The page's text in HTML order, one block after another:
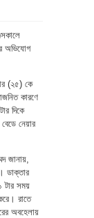
অভিযোগ
(২৫) কে
কারণে
দিকে
নেয়ার
জানায়,
ডাক্তার
টার সময়
রাতে
অবহেলায়